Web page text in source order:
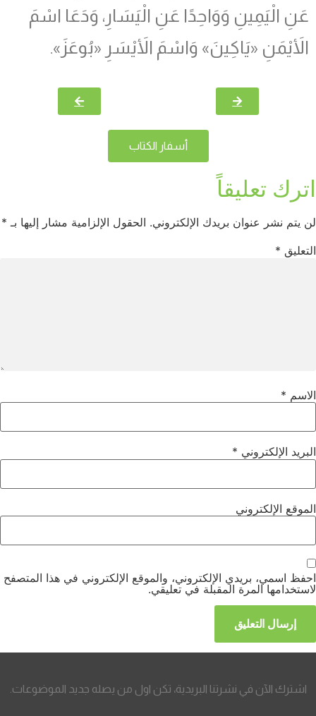
عَنِ الْيَمِينِ وَوَاحِدًا عَنِ الْيَسَارِ، وَدَعَا اسْمَ
الأَيْمَنِ «يَاكِينَ» وَاسْمَ الأَيْسَرِ «بُوعَزَ».
أسفار الكتاب
اترك تعليقاً
لن يتم نشر عنوان بريدك الإلكتروني. الحقول الإلزامية مشار إليها بـ *
التعليق *
الاسم *
البريد الإلكتروني *
الموقع الإلكتروني
احفظ اسمي، بريدي الإلكتروني، والموقع الإلكتروني في هذا المتصفح
لاستخدامها المرة المقبلة في تعليقي.
اشترك الآن في نشرتنا البريدية، تكن اول من يصله جديد الموضوعات.